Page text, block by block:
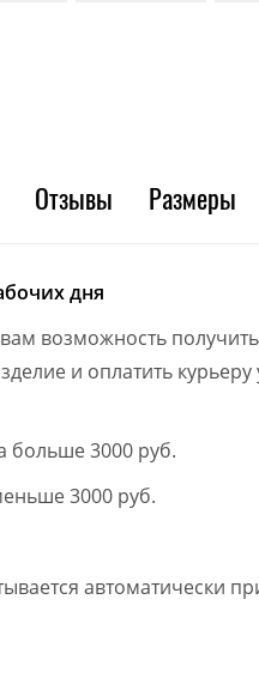
Отзывы Размеры
дня
возможность
и оплатить
больше 3000 руб.
3000 руб.
автоматически